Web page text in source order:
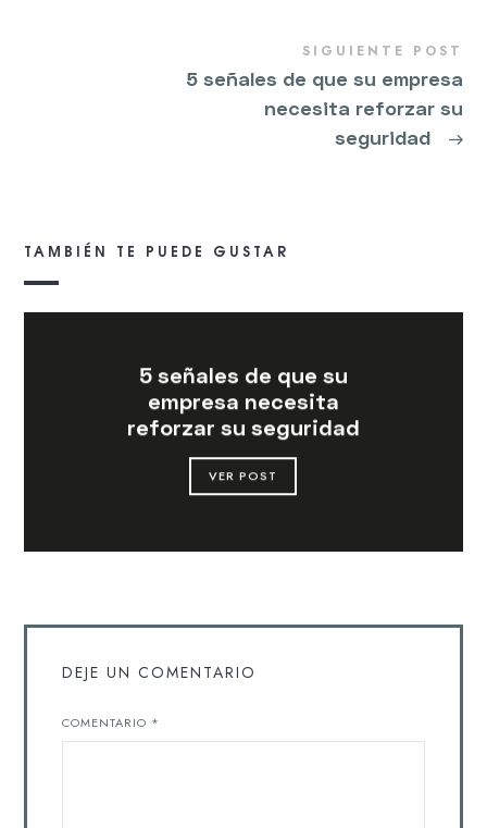
SIGUIENTE POST
5 señales de que su empresa
necesita reforzar su
seguridad
→
TAMBIÉN TE PUEDE GUSTAR
5 señales de que su
empresa necesita
reforzar su seguridad
VER POST
DEJE UN COMENTARIO
COMENTARIO *